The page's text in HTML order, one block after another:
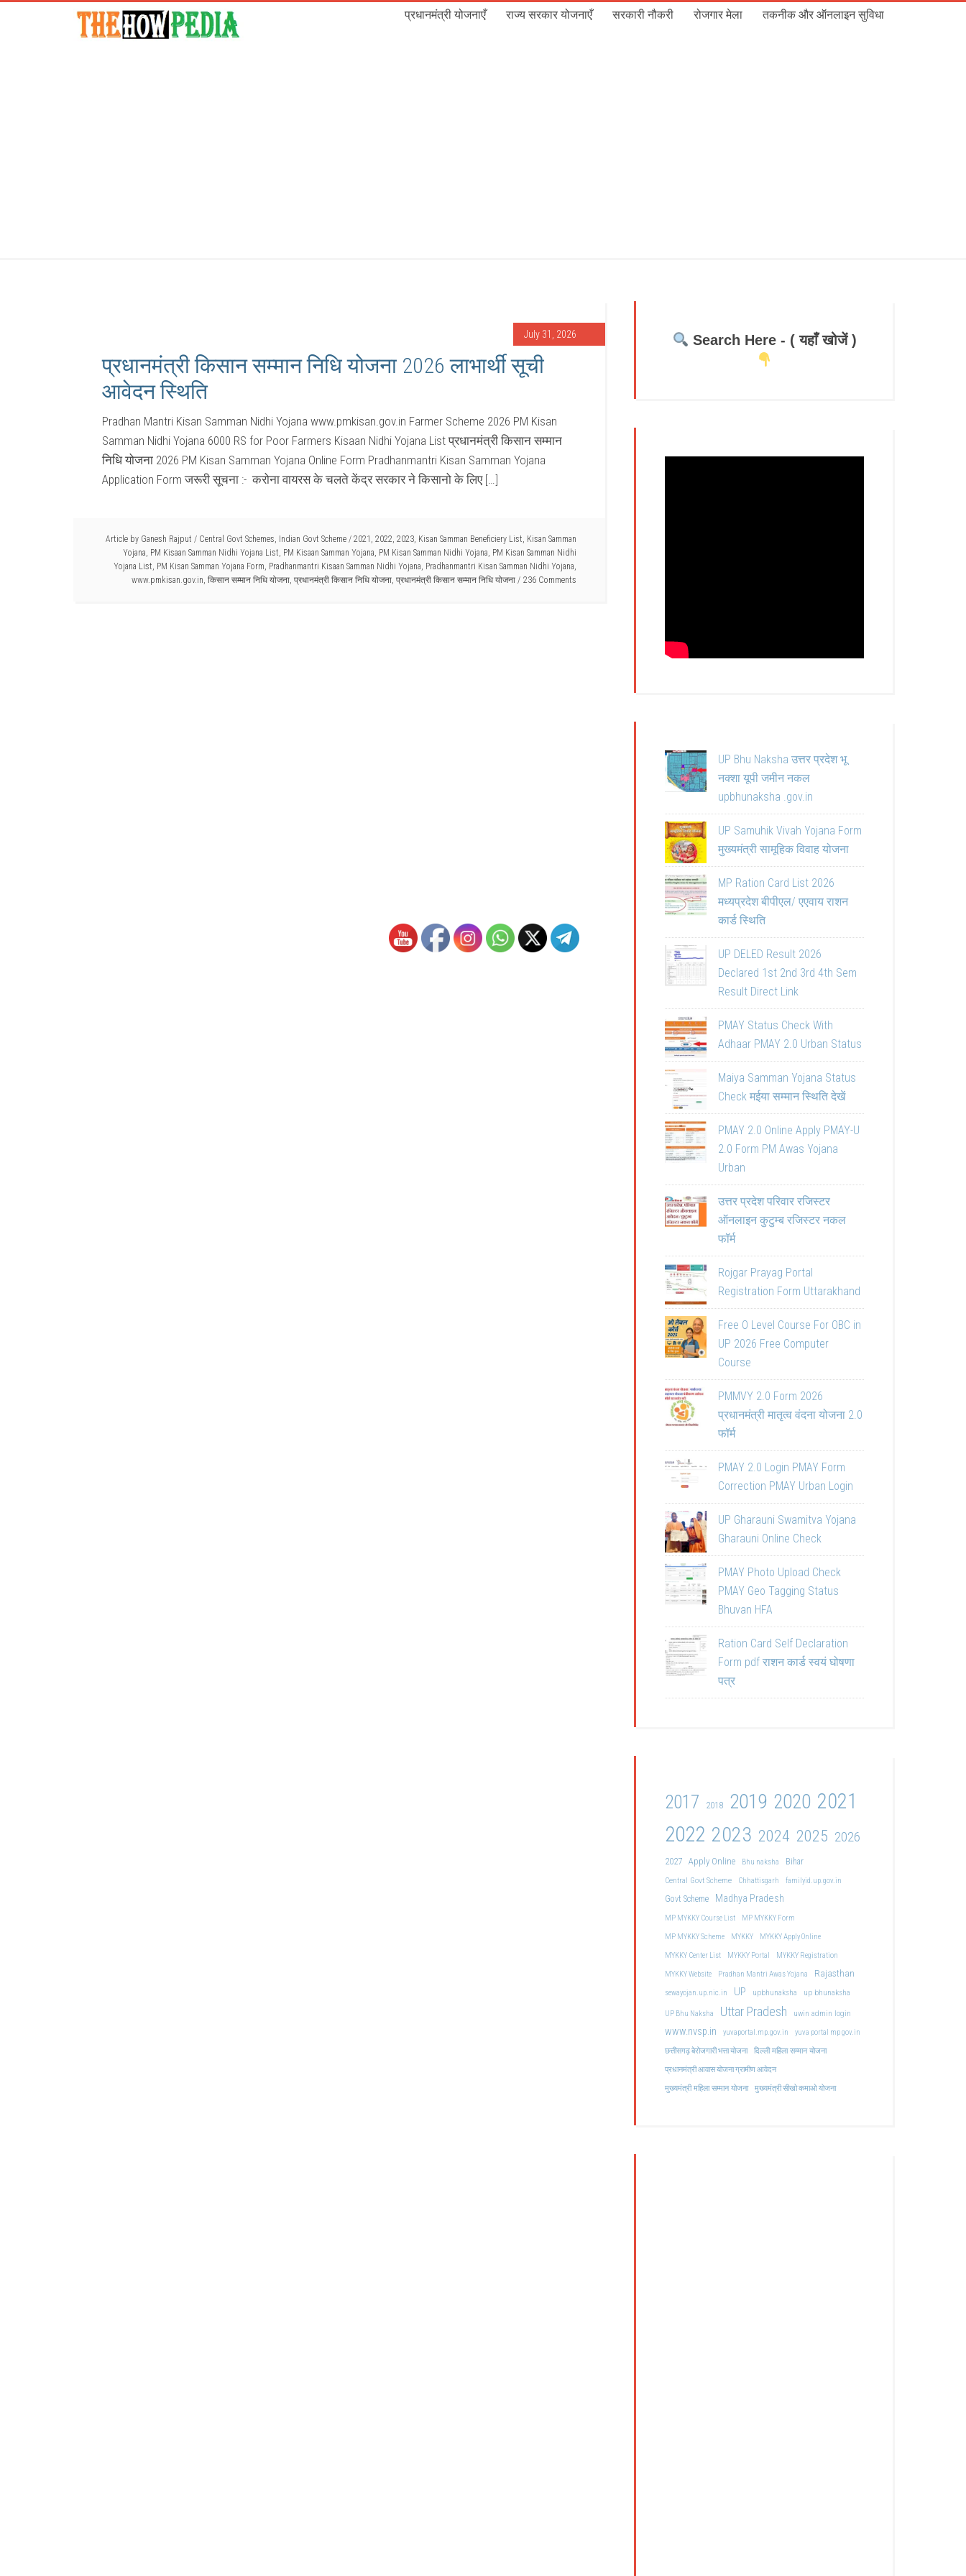
प्रधानमंत्री योजनाएँ राज्य सरकार योजनाएँ सरकारी नौकरी रोजगार मेला तकनीक और ऑनलाइन सुविधा
July 31, 2026
प्रधानमंत्री किसान सम्मान निधि योजना 2026 लाभार्थी सूची
आवेदन स्थिति
Pradhan Mantri Kisan Samman Nidhi Yojana www.pmkisan.gov.in Farmer Scheme 2026 PM Kisan
Samman Nidhi Yojana 6000 RS for Poor Farmers Kisaan Nidhi Yojana List प्रधानमंत्री किसान सम्मान
निधि योजना 2026 PM Kisan Samman Yojana Online Form Pradhanmantri Kisan Samman Yojana
Application Form जरूरी सूचना :- करोना वायरस के चलते केंद्र सरकार ने किसानो के लिए […]
Article by Ganesh Rajput / Central Govt Schemes, Indian Govt Scheme / 2021 , 2022, 2023, Kisan Samman Beneficiery List, Kisan Samman
Yojana, PM Kisaan Samman Nidhi Yojana List, PM Kisaan Samman Yojana, PM Kisan Samman Nidhi Yojana, PM Kisan Samman Nidhi
Yojana List, PM Kisan Samman Yojana Form, Pradhanmantri Kisaan Samman Nidhi Yojana, Pradhanmantri Kisan Samman Nidhi Yojana,
www.pmkisan.gov.in, किसान सम्मान निधि योजना, प्रधानमंत्री किसान निधि योजना, प्रधानमंत्री किसान सम्मान निधि योजना 236 Comments
Search Here - ( यहाँ खोजें )
UP Bhu Naksha उत्तर प्रदेश भू
नक्शा यूपी जमीन नकल
upbhunaksha .gov.in
UP Samuhik Vivah Yojana Form
मुख्यमंत्री सामूहिक विवाह योजना
MP Ration Card List 2026
मध्यप्रदेश बीपीएल/ एएवाय राशन
कार्ड स्थिति
UP DELED Result 2026
Declared 1st 2nd 3rd 4th Sem
Result Direct Link
PMAY Status Check With
Adhaar PMAY 2.0 Urban Status
Maiya Samman Yojana Status
Check मईया सम्मान स्थिति देखें
PMAY 2.0 Online Apply PMAY-U
2.0 Form PM Awas Yojana
Urban
उत्तर प्रदेश परिवार रजिस्टर
ऑनलाइन कुटुम्ब रजिस्टर नकल
फॉर्म
Rojgar Prayag Portal
Registration Form Uttarakhand
Free O Level Course For OBC in
UP 2026 Free Computer
Course
PMMVY 2.0 Form 2026
प्रधानमंत्री मातृत्व वंदना योजना 2.0
फॉर्म
PMAY 2.0 Login PMAY Form
Correction PMAY Urban Login
UP Gharauni Swamitva Yojana
Gharauni Online Check
PMAY Photo Upload Check
PMAY Geo Tagging Status
Bhuvan HFA
Ration Card Self Declaration
Form pdf राशन कार्ड स्वयं घोषणा
पत्र
2017 2018 2019 2020 2021
2022 2023 2024 2025 2026
2027 Apply Online Bhu naksha
Bihar
Central Govt Scheme
Chhattisgarh familyid.up.gov.in
Govt Scheme Madhya Pradesh
MP MYKKY Course List
MP MYKKY Form
MP MYKKY Scheme
MYKKY
MYKKY Apply Online
MYKKY Center List
MYKKY Portal
MYKKY Registration
MYKKY Website
Pradhan Mantri Awas Yojana Rajasthan
sewayojan.up.nic.in UP upbhunaksha up bhunaksha
UP Bhu Naksha Uttar Pradesh uwin admin login
www.nvsp.in yuvaportal.mp.gov.in
yuva portal mp gov.in
छत्तीसगढ़ बेरोजगारी भत्ता योजना
दिल्ली महिला सम्मान योजना
प्रधानमंत्री आवास योजना ग्रामीण आवेदन
मुख्यमंत्री महिला सम्मान योजना मुख्यमंत्री सीखो कमाओ योजना